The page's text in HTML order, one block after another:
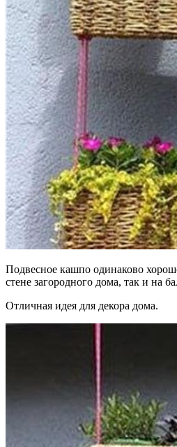
Подвесное кашпо одинаково
стене загородного дома, так и на
Отличная идея для декора дома.